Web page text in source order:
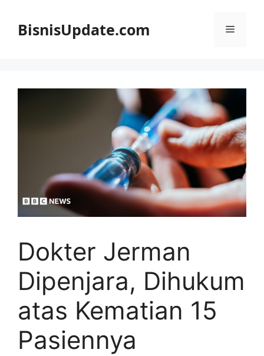
BisnisUpdate.com Menu
Dokter Jerman
Dipenjara, Dihukum
atas Kematian 15
Pasiennya